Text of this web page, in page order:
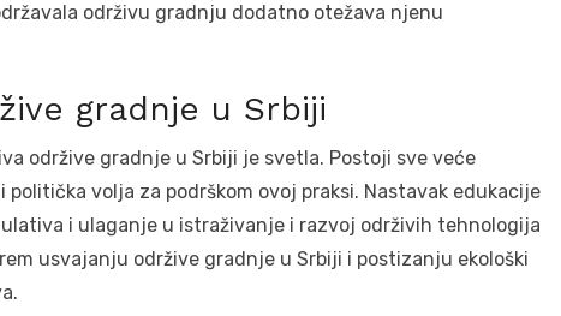
održivu gradnju dodatno otežava njenu
gradnje u Srbiji
održive gradnje u Srbiji je svetla. Postoji sve veće
volja za podrškom ovoj praksi. Nastavak edukacije
i ulaganje u istraživanje i razvoj održivih tehnologija
usvajanju održive gradnje u Srbiji i postizanju ekološki